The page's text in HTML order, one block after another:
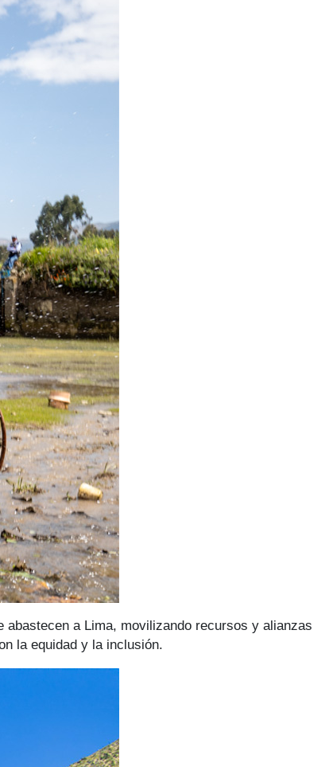
a Lima, movilizando recursos y alianzas
la equidad y la inclusión.